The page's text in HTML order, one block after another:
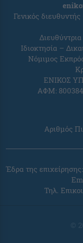
Γενικός
Ιδιοκτησία –
Νόμιμος
ΕΝΙΚΟΣ
ΑΦΜ:
Αριθμός
Έδρα της
Τηλ.